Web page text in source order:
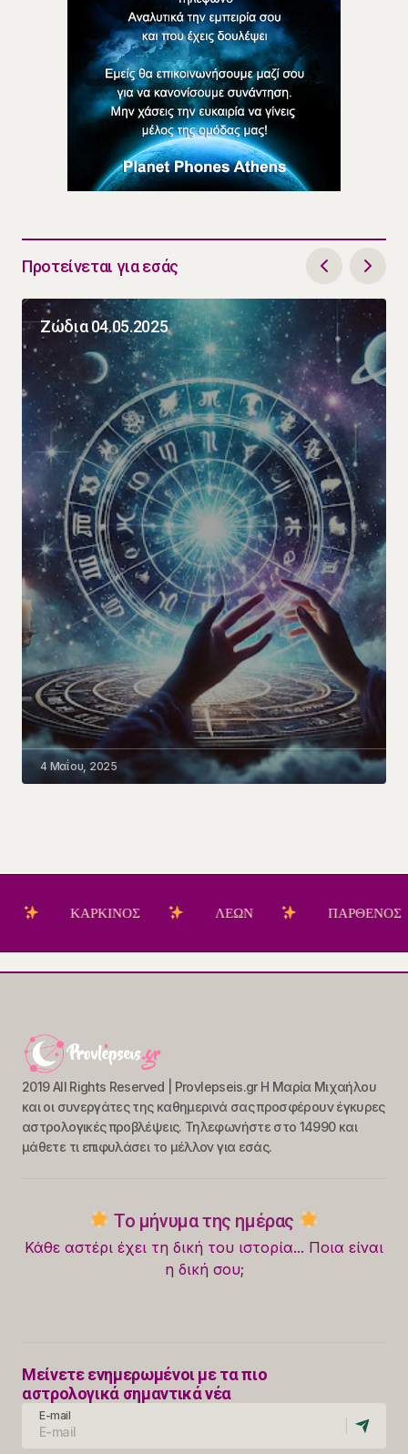
Προτείνεται για εσάς
Ζώδια 04.05.2025
4 Μαΐου, 2025
ΚΑΡΚΙΝΟΣ ΛΕΩΝ ΠΑΡΘΕΝΟΣ
2019 All Rights Reserved | Provlepseis.gr Η Μαρία Μιχαήλου
και οι συνεργάτες της καθημερινά σας προσφέρουν έγκυρες
αστρολογικές προβλέψεις. Τηλεφωνήστε στο 14990 και
μάθετε τι επιφυλάσει το μέλλον για εσάς.
Το μήνυμα της ημέρας
Κάθε αστέρι έχει τη δική του ιστορία... Ποια είναι
η δική σου;
Μείνετε ενημερωμένοι με τα πιο
αστρολογικά σημαντικά νέα
E-mail